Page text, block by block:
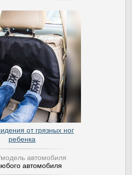
от грязных ног
ребенка
автомобиля
автомобиля